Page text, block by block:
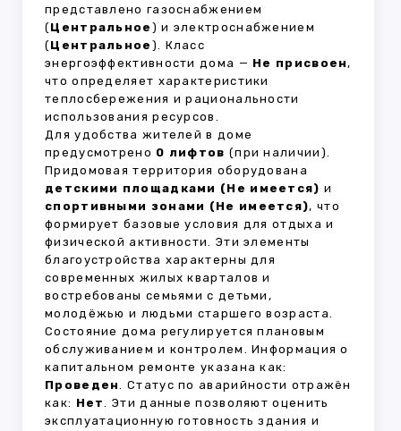
представлено газоснабжением
(Центральное ) и электроснабжением
(Центральное ). Класс
энергоэффективности дома — Не присвоен,
что определяет характеристики
теплосбережения и рациональности
использования ресурсов.
Для удобства жителей в доме
предусмотрено 0 лифтов (при наличии).
Придомовая территория оборудована
детскими площадками (Не имеется) и
спортивными зонами (Не имеется), что
формирует базовые условия для отдыха и
физической активности. Эти элементы
благоустройства характерны для
современных жилых кварталов и
востребованы семьями с детьми,
молодёжью и людьми старшего возраста.
Состояние дома регулируется плановым
обслуживанием и контролем. Информация о
капитальном ремонте указана как:
Проведен. Статус по аварийности отражён
как: Нет. Эти данные позволяют оценить
эксплуатационную готовность здания и